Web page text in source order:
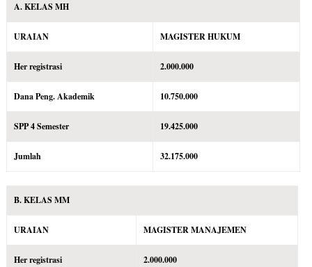
A. KELAS MH
URAIAN MAGISTER HUKUM
Her registrasi 2.000.000
Dana Peng. Akademik 10.750.000
SPP 4 Semester 19.425.000
Jumlah 32.175.000
B. KELAS MM
URAIAN MAGISTER MANAJEMEN
Her registrasi 2.000.000